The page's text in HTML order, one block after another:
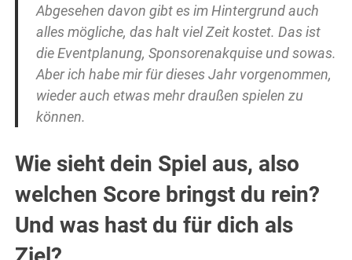
Abgesehen davon gibt es im Hintergrund auch
alles mögliche, das halt viel Zeit kostet. Das ist
die Eventplanung, Sponsorenakquise und sowas.
Aber ich habe mir für dieses Jahr vorgenommen,
wieder auch etwas mehr draußen spielen zu
können.
Wie sieht dein Spiel aus, also
welchen Score bringst du rein?
Und was hast du für dich als